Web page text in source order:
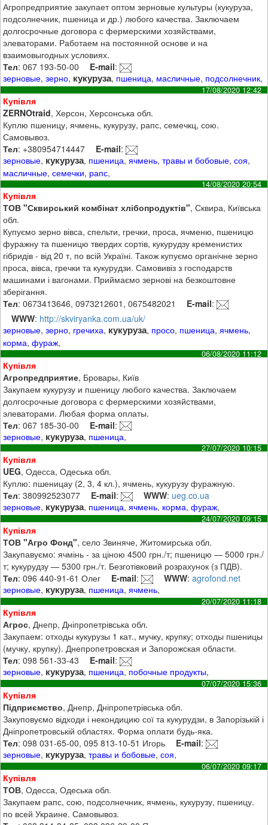
Агропредприятие закупает оптом зерновые культуры (кукуруза,
подсолнечник, пшеница и др.) любого качества. Заключаем
долгосрочные договора с фермерскими хозяйствами,
элеваторами. Работаем на постоянной основе и на
взаимовыгодных условиях.
Тел: 067 193-50-00 E-mail:
зерновые,зерно, кукуруза, пшеница, масличные, подсолнечник,
17/08/2020 12:42
Купівля
ZERNOtraid, Херсон, Херсонська обл.
Куплю пшеницу, ячмень, кукурузу, рапс, семечкц, сою.
Самовывоз.
Тел: +380954714447 E-mail:
зерновые, кукуруза, пшеница,ячмень,травы и бобовые,соя,
масличные,семечки, рапс,
14/08/2020 20:54
Купівля
ТОВ "Сквирський комбінат хлібопродуктів", Сквира, Київська
обл.
Купуємо зерно вівса, спельти, гречки, проса, ячменю, пшеницю
фуражну та пшеницю твердих сортів, кукурудзу кременистих
гібридів - від 20 т, по всій Україні. Також купуємо органічне зерно
проса, вівса, гречки та кукурудзи. Самовивіз з господарств
машинами і вагонами. Приймаємо зернові на безкоштовне
зберігання.
Тел: 0673413646, 0973212601, 0675482021 E-mail:
WWW: http://skviryanka.com.ua/uk/
зерновые,зерно, гречиха, кукуруза, просо, пшеница,ячмень,
корма,фураж,
06/08/2020 11:12
Купівля
Агропредприятие, Бровары, Київ
Закупаем кукурузу и пшеницу любого качества. Заключаем
долгосрочные договора с фермерскими хозяйствами,
элеваторами. Любая форма оплаты.
Тел: 067 185-30-00 E-mail:
зерновые, кукуруза, пшеница,
27/07/2020 10:15
Купівля
UEG, Одесса, Одеська обл.
Куплю: пшеницау (2, 3, 4 кл.), ячмень, кукурузу фуражную.
Тел: 380992523077 E-mail: WWW: ueg.co.ua
зерновые, кукуруза, пшеница,ячмень, корма,фураж,
24/07/2020 09:15
Купівля
ТОВ "Агро Фонд", село Звиняче, Житомирська обл.
Закупавуємо: ячмінь - за ціною 4500 грн./т; пшеницю — 5000 грн./
т; кукурудзу — 5300 грн./т. Безготівковий розрахунок (з ПДВ).
Тел: 096 440-91-61 Олег E-mail: WWW:agrofond.net
зерновые, кукуруза, пшеница,ячмень,
20/07/2020 11:18
Купівля
Агрос, Днепр, Дніпропетрівська обл.
Закупаем: отходы кукурузы 1 кат., мучку, крупку; отходы пшеницы
(мучку, крупку). Днепропетровская и Запорожская области.
Тел: 098 561-33-43 E-mail:
зерновые, кукуруза, пшеница, побочные продукты,
07/07/2020 15:36
Купівля
Підприємство, Днепр, Дніпропетрівська обл.
Закуповуємо відходи і некондицию сої та кукурудзи, в Запорізькій і
Дніпропетровській областях. Форма оплати будь-яка.
Тел: 098 031-65-00, 095 813-10-51 Игорь E-mail:
зерновые, кукуруза,травы и бобовые,соя,
06/07/2020 09:17
Купівля
ТОВ, Одесса, Одеська обл.
Закупаем рапс, сою, подсолнечник, ячмень, кукурузу, пшеницу.
по всей Украине. Самовывоз.